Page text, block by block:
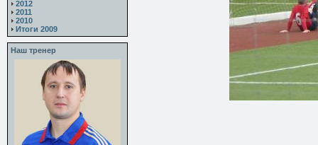
2012
2011
2010
Итоги 2009
Наш тренер